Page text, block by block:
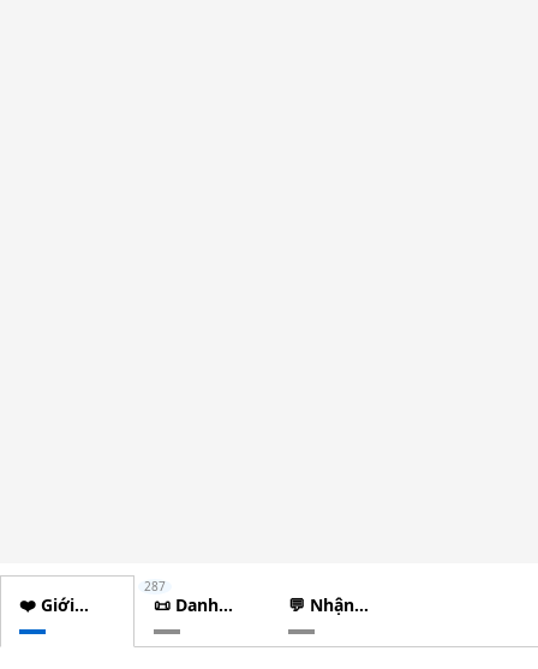
❤️ Giới
thiệu
📜 Danh
sách
chương
287
💬 Nhận
xét